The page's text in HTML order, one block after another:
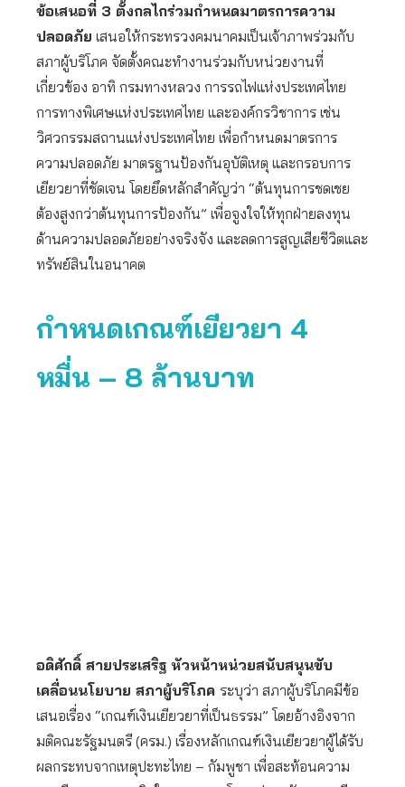
ข้อเสนอที่ 3 ตั้งกลไกร่วมกำหนดมาตรการความ
ปลอดภัย เสนอให้กระทรวงคมนาคมเป็นเจ้าภาพร่วมกับ
สภาผู้บริโภค จัดตั้งคณะทำงานร่วมกับหน่วยงานที่
เกี่ยวข้อง อาทิ กรมทางหลวง การรถไฟแห่งประเทศไทย
การทางพิเศษแห่งประเทศไทย และองค์กรวิชาการ เช่น
วิศวกรรมสถานแห่งประเทศไทย เพื่อกำหนดมาตรการ
ความปลอดภัย มาตรฐานป้องกันอุบัติเหตุ และกรอบการ
เยียวยาที่ชัดเจน โดยยึดหลักสำคัญว่า “ต้นทุนการชดเชย
ต้องสูงกว่าต้นทุนการป้องกัน” เพื่อจูงใจให้ทุกฝ่ายลงทุน
ด้านความปลอดภัยอย่างจริงจัง และลดการสูญเสียชีวิตและ
ทรัพย์สินในอนาคต
กำหนดเกณฑ์เยียวยา 4
หมื่น – 8 ล้านบาท
อดิศักดิ์ สายประเสริฐ หัวหน้าหน่วยสนับสนุนขับ
เคลื่อนนโยบาย สภาผู้บริโภค ระบุว่า สภาผู้บริโภคมีข้อ
เสนอเรื่อง “เกณฑ์เงินเยียวยาที่เป็นธรรม” โดยอ้างอิงจาก
มติคณะรัฐมนตรี (ครม.) เรื่องหลักเกณฑ์เงินเยียวยาผู้ได้รับ
ผลกระทบจากเหตุปะทะไทย – กัมพูชา เพื่อสะท้อนความ